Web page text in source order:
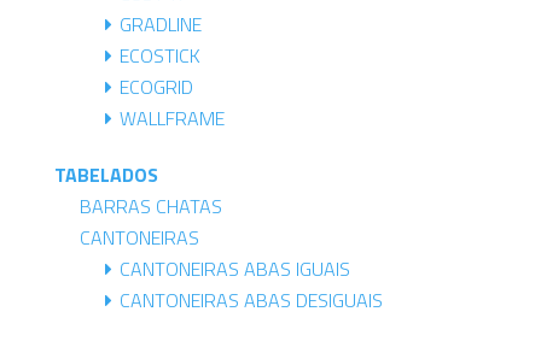
GRADLINE
ECOSTICK
ECOGRID
WALLFRAME
TABELADOS
BARRAS CHATAS
CANTONEIRAS
CANTONEIRAS ABAS IGUAIS
CANTONEIRAS ABAS DESIGUAIS